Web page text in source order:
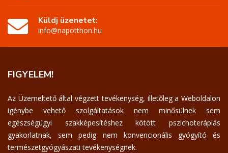
Küldj üzenetet:
info@napotthon.hu
FIGYELEM!
Az Üzemeltető által végzett tevékenység, illetőleg a Weboldalon
igénybe vehető szolgáltatások nem minősülnek sem
egészségügyi szakképesítéshez kötött pszichoterápiás
gyakorlatnak, sem pedig nem konvencionális gyógyító és
természetgyógyászati tevékenységnek.